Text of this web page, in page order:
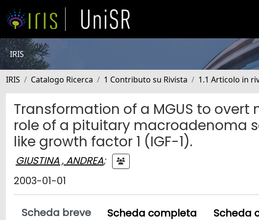
IRIS
IRIS Catalogo Ricerca 1 Contributo su Rivista 1.1 Articolo in
Transformation of a MGUS to
role of a pituitary macroadenoma
like growth factor 1 (IGF-1).
GIUSTINA , ANDREA;
2003-01-01
Scheda breve Scheda completa Scheda